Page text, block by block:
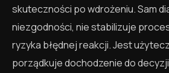
skuteczności po wdrożeniu. Sam
niezgodności, nie stabilizuje
ryzyka błędnej reakcji. Jest
porządkuje dochodzenie do